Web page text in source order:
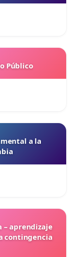
Público
a la
– aprendizaje
contingencia